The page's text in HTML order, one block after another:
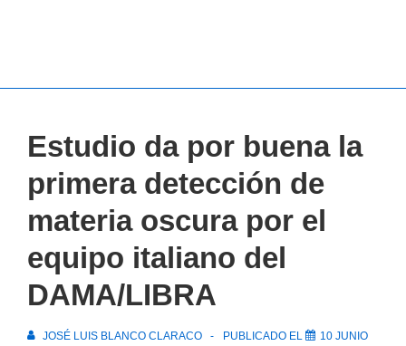
Estudio da por buena la
primera detección de
materia oscura por el
equipo italiano del
DAMA/LIBRA
JOSÉ LUIS BLANCO CLARACO PUBLICADO EL
10 JUNIO